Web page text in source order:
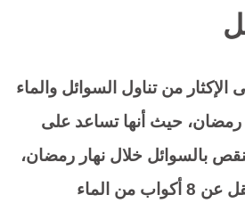
من تناول السوائل والماء
رمضان، حيث أنها تساعد على
بالسوائل خلال نهار رمضان،
ويمكنك شرب ما لا يقل عن 8 أكواب من الماء